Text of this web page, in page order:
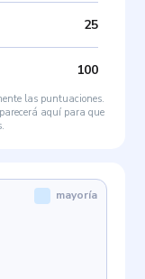
25
100
las puntuaciones.
aquí para que
mayoría